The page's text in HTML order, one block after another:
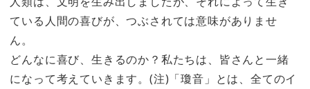
ている人間の喜びが、つぶされては意味がありませ
ん。
どんなに喜び、生きるのか？私たちは、皆さんと一緒
になって考えていきます。(注)「瓊音」とは、全てのイ